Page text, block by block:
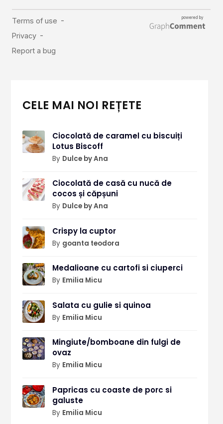
CELE MAI NOI REȚETE
Ciocolată de caramel cu biscuiți
Lotus Biscoff
By Dulce by Ana
Ciocolată de casă cu nucă de
cocos și căpșuni
By Dulce by Ana
Crispy la cuptor
By goanta teodora
Medalioane cu cartofi si ciuperci
By Emilia Micu
Salata cu gulie si quinoa
By Emilia Micu
Mingiute/bomboane din fulgi de
ovaz
By Emilia Micu
Papricas cu coaste de porc si
galuste
By Emilia Micu